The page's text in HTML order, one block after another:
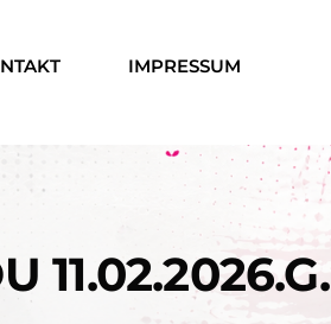
IMPRESSUM
11.02.2026.G.